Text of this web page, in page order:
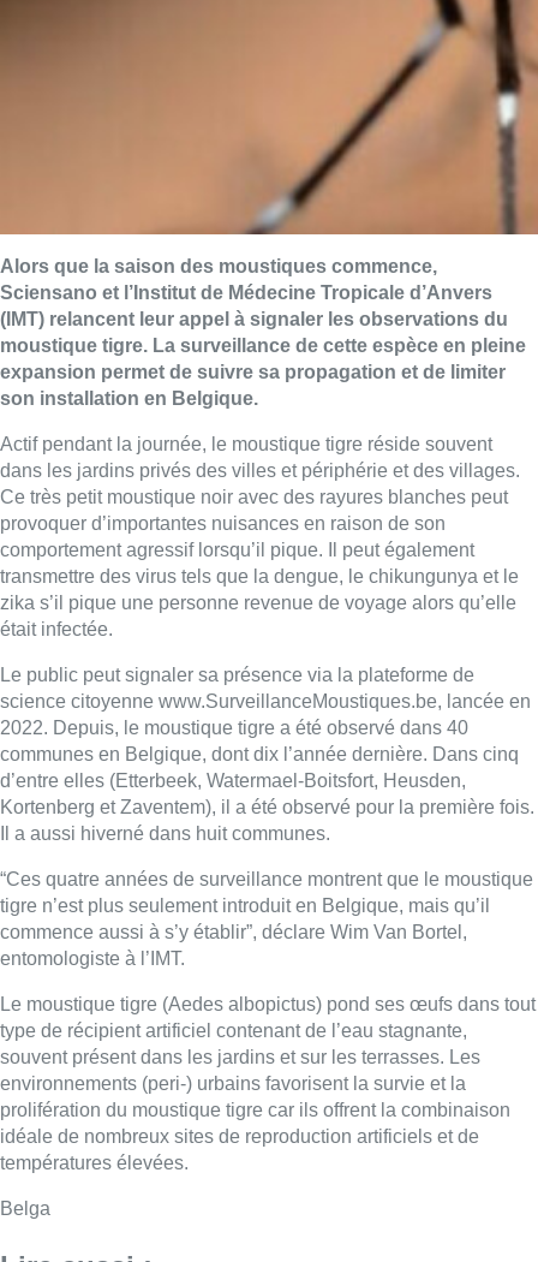
Alors que la saison des moustiques commence,
Sciensano et l’Institut de Médecine Tropicale d’Anvers
(IMT) relancent leur appel à signaler les observations du
moustique tigre. La surveillance de cette espèce en pleine
expansion permet de suivre sa propagation et de limiter
son installation en Belgique.
Actif pendant la journée, le moustique tigre réside souvent
dans les jardins privés des villes et périphérie et des villages.
Ce très petit moustique noir avec des rayures blanches peut
provoquer d’importantes nuisances en raison de son
comportement agressif lorsqu’il pique. Il peut également
transmettre des virus tels que la dengue, le chikungunya et le
zika s’il pique une personne revenue de voyage alors qu’elle
était infectée.
Le public peut signaler sa présence via la plateforme de
science citoyenne www.SurveillanceMoustiques.be, lancée en
2022. Depuis, le moustique tigre a été observé dans 40
communes en Belgique, dont dix l’année dernière. Dans cinq
d’entre elles (Etterbeek, Watermael-Boitsfort, Heusden,
Kortenberg et Zaventem), il a été observé pour la première fois.
Il a aussi hiverné dans huit communes.
“Ces quatre années de surveillance montrent que le moustique
tigre n’est plus seulement introduit en Belgique, mais qu’il
commence aussi à s’y établir”, déclare Wim Van Bortel,
entomologiste à l’IMT.
Le moustique tigre (Aedes albopictus) pond ses œufs dans tout
type de récipient artificiel contenant de l’eau stagnante,
souvent présent dans les jardins et sur les terrasses. Les
environnements (peri-) urbains favorisent la survie et la
prolifération du moustique tigre car ils offrent la combinaison
idéale de nombreux sites de reproduction artificiels et de
températures élevées.
Belga